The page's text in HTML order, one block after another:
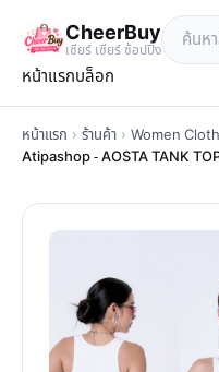
CheerBuy
เซียร์ เซียร์ ช้อปปิ้ง
หน้าแรกบล็อก
หน้าแรก › ร้านค้า › Women
Atipashop - AOSTA TANK